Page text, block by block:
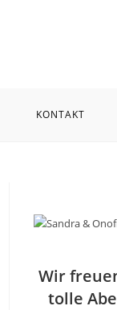
KONTAKT
Wir
tolle